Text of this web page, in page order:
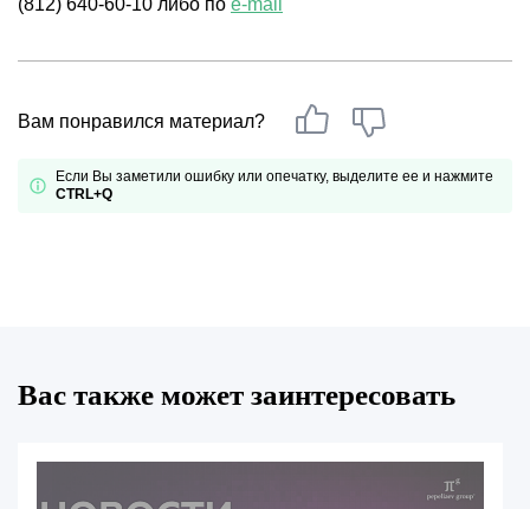
(812) 640-60-10 либо по e-mail
Вам понравился материал?
Если Вы заметили ошибку или опечатку, выделите ее и нажмите
CTRL+Q
Вас также может заинтересовать